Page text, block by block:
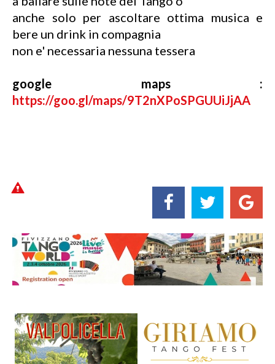
anche solo per ascoltare ottima musica e
bere un drink in compagnia
non e' necessaria nessuna tessera
google maps :
https://goo.gl/maps/9T2nXPoSPGUUiJjAA